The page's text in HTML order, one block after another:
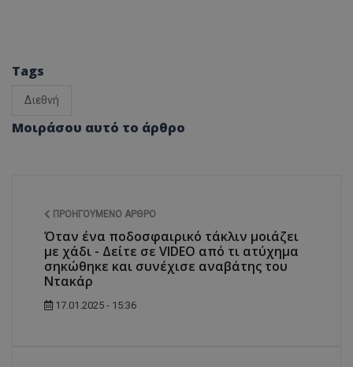
Tags
Διεθνή
Μοιράσου αυτό το άρθρο
ΠΡΟΗΓΟΎΜΕΝΟ ΆΡΘΡΟ
Όταν ένα ποδοσφαιρικό τάκλιν μοιάζει
με χάδι - Δείτε σε VIDEO από τι ατύχημα
σηκώθηκε και συνέχισε αναβάτης του
Ντακάρ
17.01.2025 - 15:36